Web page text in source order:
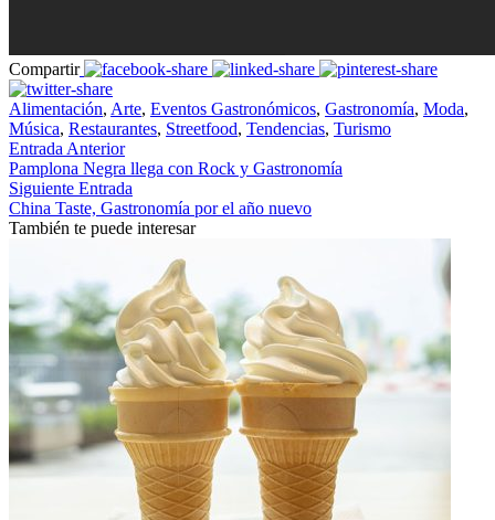
Compartir
Alimentación, Arte, Eventos Gastronómicos, Gastronomía, Moda,
Música, Restaurantes, Streetfood, Tendencias, Turismo
Entrada Anterior
Pamplona Negra llega con Rock y Gastronomía
Siguiente Entrada
China Taste, Gastronomía por el año nuevo
También te puede interesar